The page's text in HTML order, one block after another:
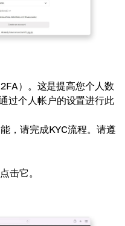
）。这是提高您个人数
过个人帐户的设置进行此
，请完成KYC流程。请遵
击它。